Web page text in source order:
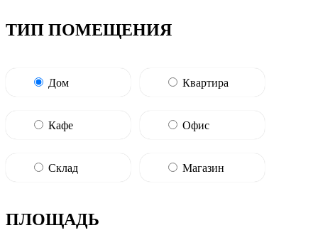
ТИП ПОМЕЩЕНИЯ
Дом Квартира
Кафе Офис
Склад Магазин
ПЛОЩАДЬ